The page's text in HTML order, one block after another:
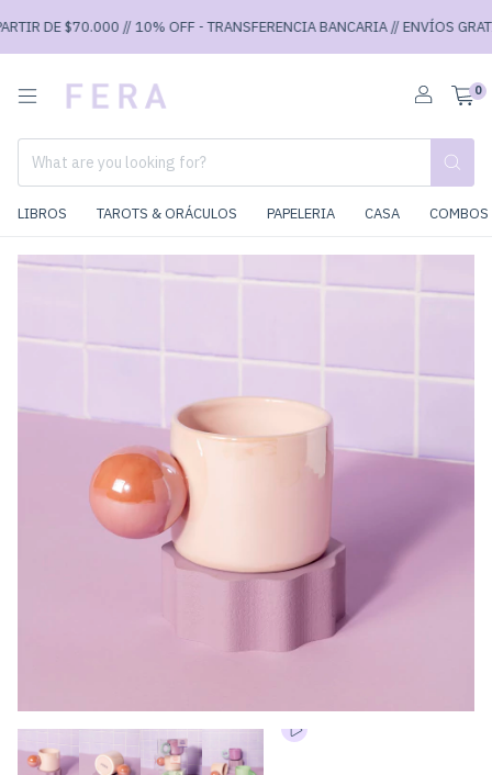
DE $70.000 // 10% OFF - TRANSFERENCIA BANCARIA // ENVÍOS
0
LIBROS TAROTS & ORÁCULOS PAPELERIA CASA